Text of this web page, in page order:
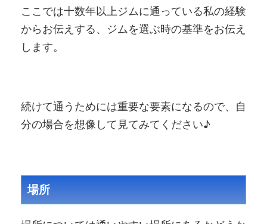
ここでは十数年以上ジムに通っている私の経験
からお伝えする、ジムを選ぶ時の基準をお伝え
します。
続けて通うためには重要な要素になるので、自
分の場合を想像して見てみてください♪
場所